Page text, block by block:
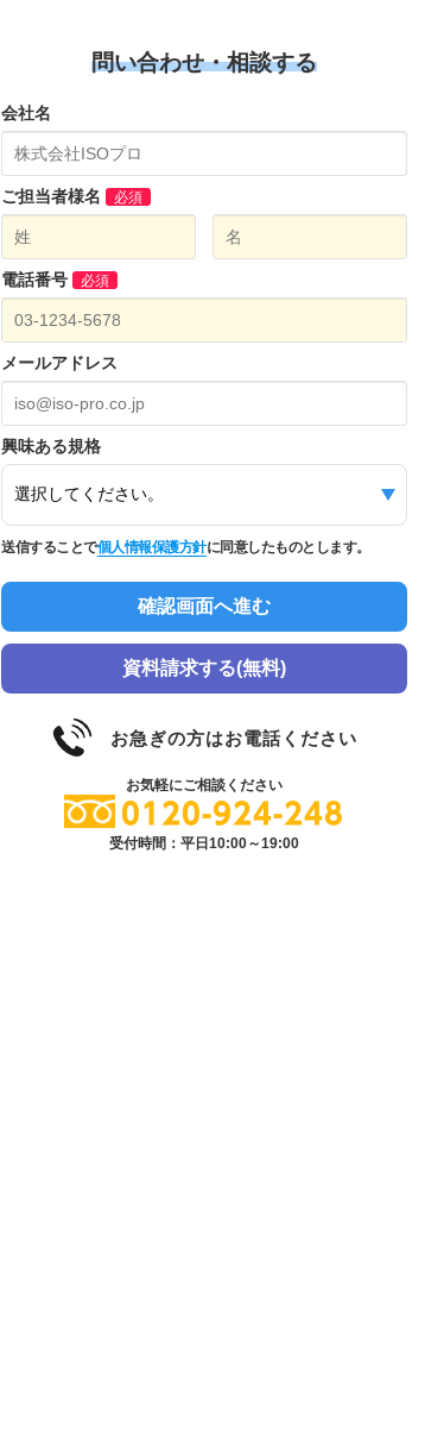
問い合わせ・相談する
会社名
ご担当者様名 必須
電話番号 必須
メールアドレス
興味ある規格
送信することで個人情報保護方針に同意したものとします。
資料請求する(無料)
お急ぎの方はお電話ください
お気軽にご相談ください
0120-924-248
受付時間：平日10:00～19:00